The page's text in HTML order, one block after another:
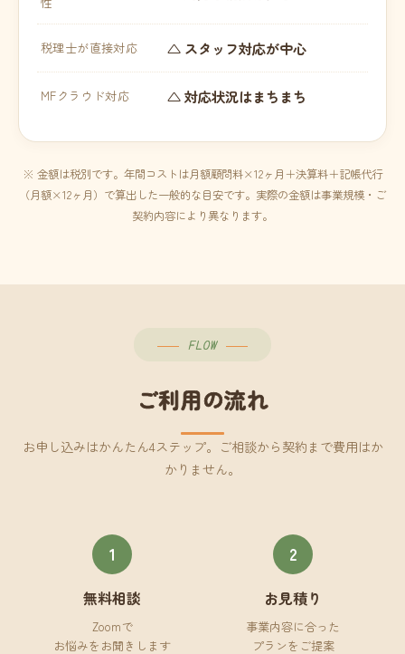
税理士が直接対応 △ スタッフ対応が中心
MFクラウド対応 △ 対応状況はまちまち
※ 金額は税別です。年間コストは月額顧問料×12ヶ月＋決算料＋記帳代行
（月額×12ヶ月）で算出した一般的な目安です。実際の金額は事業規模・ご
契約内容により異なります。
FLOW
ご利用の流れ
お申し込みはかんたん4ステップ。ご相談から契約まで費用はか
かりません。
1
無料相談
Zoomで
お悩みをお聞きします
2
お見積り
事業内容に合った
プランをご提案